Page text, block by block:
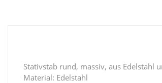
Stativstab rund, massiv, aus Edelstahl
Material: Edelstahl